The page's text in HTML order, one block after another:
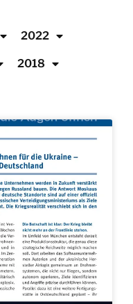
2022
2018